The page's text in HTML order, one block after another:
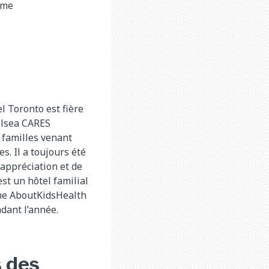
Toronto est fière
CARES
venant
Il a toujours été
et de
un hôtel familial
AboutKidsHealth
l’année.
des